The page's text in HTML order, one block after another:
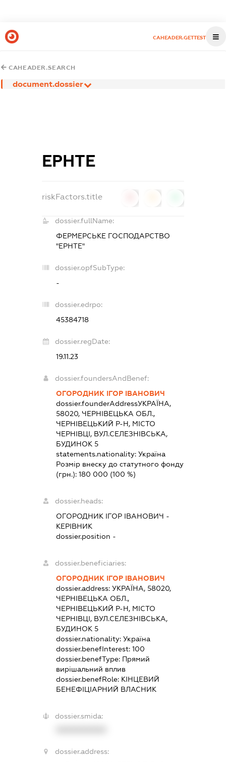
CAHEADER.GETTEST
CAHEADER.SEARCH
document.dossier
ЕРНТЕ
riskFactors.title
dossier.fullName:
ФЕРМЕРСЬКЕ ГОСПОДАРСТВО
"ЕРНТЕ"
dossier.opfSubType:
-
dossier.edrpo:
45384718
dossier.regDate:
19.11.23
dossier.foundersAndBenef:
ОГОРОДНИК ІГОР ІВАНОВИЧ
dossier.founderAddressУКРАЇНА,
58020, ЧЕРНІВЕЦЬКА ОБЛ.,
ЧЕРНІВЕЦЬКИЙ Р-Н, МІСТО
ЧЕРНІВЦІ, ВУЛ.СЕЛЕЗНІВСЬКА,
БУДИНОК 5
statements.nationality:Україна
Розмір внеску до статутного фонду
(грн.):180 000 (100 %)
dossier.heads:
ОГОРОДНИК ІГОР ІВАНОВИЧ -
КЕРІВНИК
dossier.position -
dossier.beneficiaries:
ОГОРОДНИК ІГОР ІВАНОВИЧ
dossier.address:УКРАЇНА, 58020,
ЧЕРНІВЕЦЬКА ОБЛ.,
ЧЕРНІВЕЦЬКИЙ Р-Н, МІСТО
ЧЕРНІВЦІ, ВУЛ.СЕЛЕЗНІВСЬКА,
БУДИНОК 5
dossier.nationality:Україна
dossier.benefInterest:100
dossier.benefType: Прямий
вирішальний вплив
dossier.benefRole: КІНЦЕВИЙ
БЕНЕФІЦІАРНИЙ ВЛАСНИК
dossier.smida:
dossier.address: